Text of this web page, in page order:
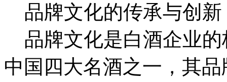
品牌文化的传承与创新
品牌文化是白酒企业的
中国四大名酒之一，其